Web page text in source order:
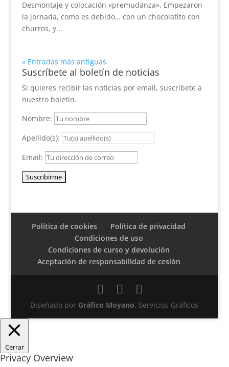
Desmontaje y colocación «premudanza». Empezaron
la jornada, como es debido… con un chocolatito con
churros, y...
« Entradas más antiguas
Suscríbete al boletín de noticias
Si quieres recibir las noticias por email, suscríbete a
nuestro boletín.
Nombre:
Apellido(s):
Email:
Política de cookies
Política de privacidad
Condiciones de uso
Condiciones de curso y devolución
Aceptación de responsabilidad de cesión
Diseñado por Gráfico Moyano, Servicios Gráficos
Cerrar
Privacy Overview